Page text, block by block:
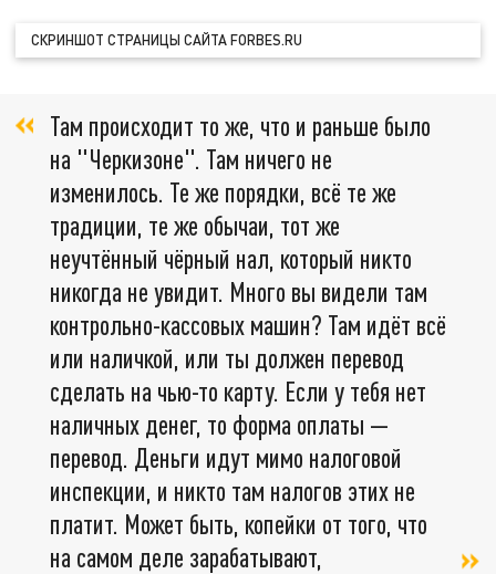
СКРИНШОТ СТРАНИЦЫ САЙТА FORBES.RU
Там происходит то же, что и раньше было
на "Черкизоне". Там ничего не
изменилось. Те же порядки, всё те же
традиции, те же обычаи, тот же
неучтённый чёрный нал, который никто
никогда не увидит. Много вы видели там
контрольно-кассовых машин? Там идёт всё
или наличкой, или ты должен перевод
сделать на чью-то карту. Если у тебя нет
наличных денег, то форма оплаты —
перевод. Деньги идут мимо налоговой
инспекции, и никто там налогов этих не
платит. Может быть, копейки от того, что
на самом деле зарабатывают,